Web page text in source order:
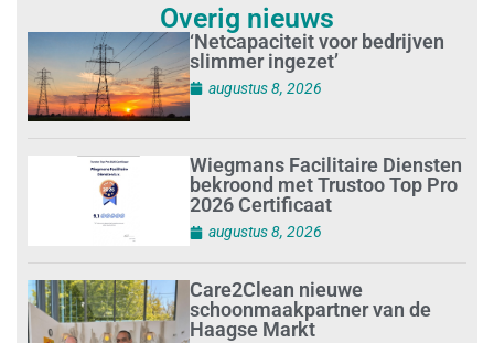
Overig nieuws
‘Netcapaciteit voor bedrijven
slimmer ingezet’
augustus 8, 2026
Wiegmans Facilitaire Diensten
bekroond met Trustoo Top Pro
2026 Certificaat
augustus 8, 2026
Care2Clean nieuwe
schoonmaakpartner van de
Haagse Markt